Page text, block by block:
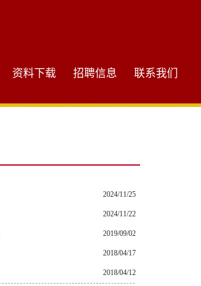
资料下载 招聘信息 联系我们
2024/11/25
2024/11/22
2019/09/02
2018/04/17
2018/04/12